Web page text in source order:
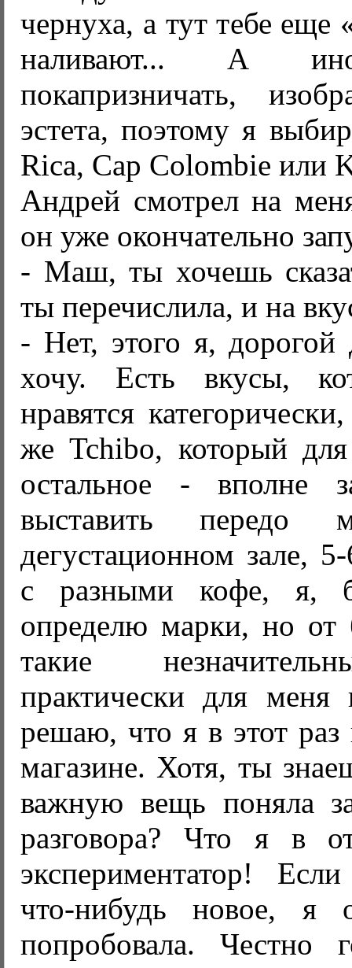
чернуха, а тут тебе
наливают... А
покапризничать,
эстета, поэтому я
Rica, Cap Colombie или
Андрей смотрел на
он уже окончательно
- Маш, ты хочешь
ты перечислила, и на
- Нет, этого я, дорогой
хочу. Есть вкусы,
нравятся
же Tchibo, который для
остальное - вполне
выставить
дегустационном зале,
с разными кофе, я,
определю марки, но от
такие
практически для
решаю, что я в этот
магазине. Хотя, ты
важную вещь поняла
разговора? Что я в
экспериментатор!
что-нибудь новое, я
попробовала. Честно